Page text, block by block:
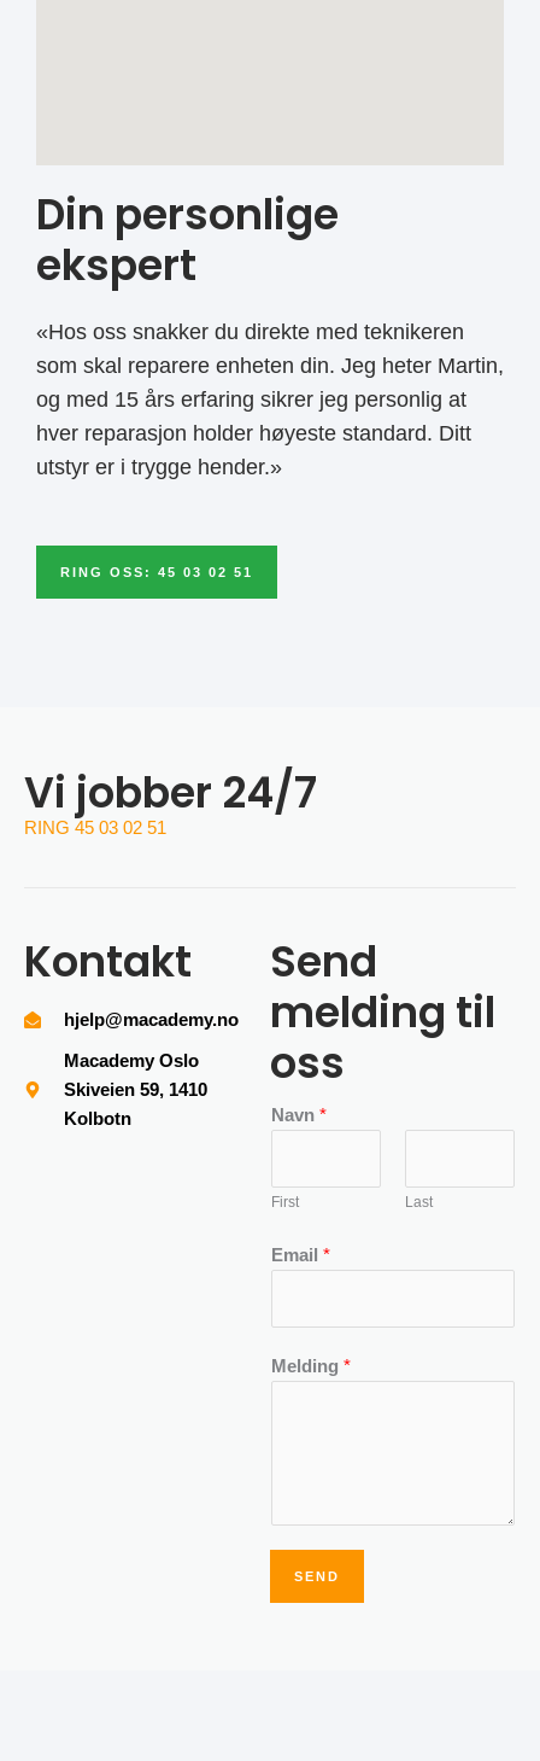
Din personlige
ekspert
«Hos oss snakker du direkte med teknikeren
som skal reparere enheten din. Jeg heter Martin,
og med 15 års erfaring sikrer jeg personlig at
hver reparasjon holder høyeste standard. Ditt
utstyr er i trygge hender.»
RING OSS: 45 03 02 51
Vi jobber 24/7
RING 45 03 02 51
Kontakt
hjelp@macademy.no
Macademy Oslo
Skiveien 59, 1410
Kolbotn
Send
melding til
oss
Navn *
First Last
Email *
Melding *
SEND